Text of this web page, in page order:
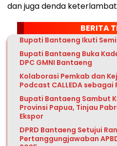
dan juga denda
BERITA
Bupati Bantaeng Ikuti
Bupati Bantaeng Buka
DPC GMNI Bantaeng
Kolaborasi Pemkab dan
Podcast CALLEDA
Bupati Bantaeng Sambut
Provinsi Papua, Tinjau
Ekspor
DPRD Bantaeng Setujui
Pertanggungjawaban